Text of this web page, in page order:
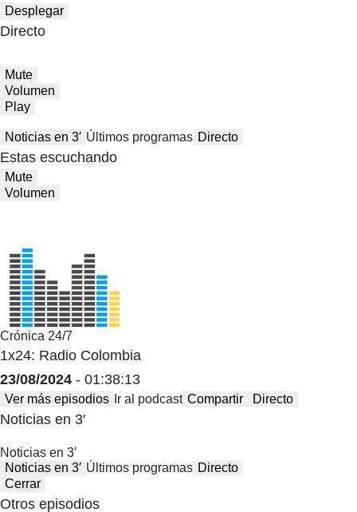
Desplegar
Directo
Mute
Volumen
Play
Noticias en 3′ Últimos programas Directo
Estas escuchando
Mute
Volumen
Crónica 24/7
1x24: Radio Colombia
23/08/2024 - 01:38:13
Ver más episodios Ir al podcast Compartir Directo
Noticias en 3′
Noticias en 3′
Noticias en 3′ Últimos programas Directo
Cerrar
Otros episodios